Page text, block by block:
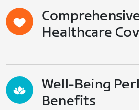
Healthcare
Well-Being
Benefits